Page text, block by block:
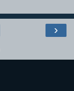
›